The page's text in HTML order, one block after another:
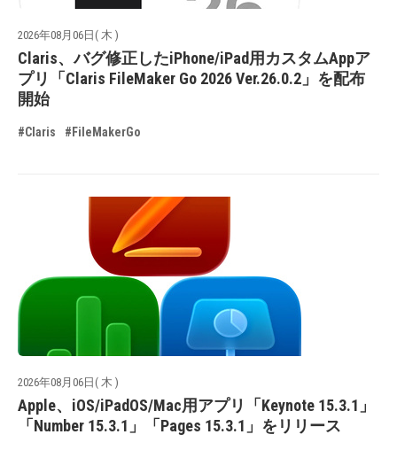
2026年08月06日( 木 )
Claris、バグ修正したiPhone/iPad用カスタムAppア
プリ「Claris FileMaker Go 2026 Ver.26.0.2」を配布
開始
#Claris #FileMakerGo
2026年08月06日( 木 )
Apple、iOS/iPadOS/Mac用アプリ「Keynote 15.3.1」
「Number 15.3.1」「Pages 15.3.1」をリリース